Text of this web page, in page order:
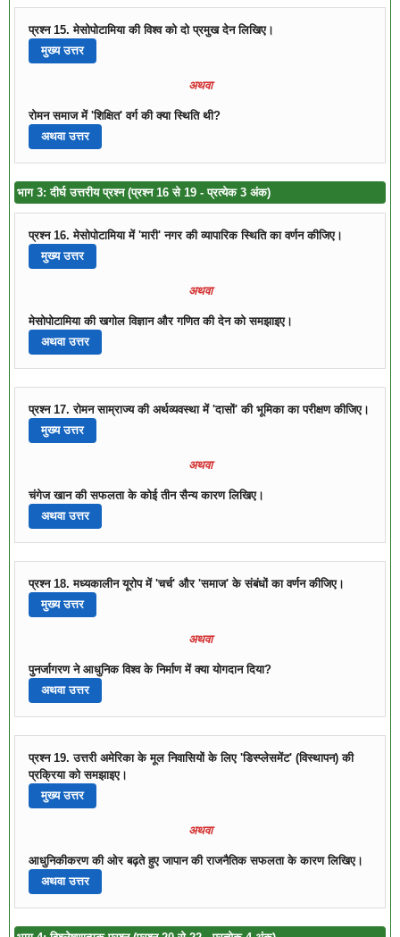
प्रश्न 15. मेसोपोटामिया की विश्व को दो प्रमुख देन लिखिए।
मुख्य उत्तर
अथवा
रोमन समाज में 'शिक्षित' वर्ग की क्या स्थिति थी?
अथवा उत्तर
भाग 3: दीर्घ उत्तरीय प्रश्न (प्रश्न 16 से 19 - प्रत्येक 3 अंक)
प्रश्न 16. मेसोपोटामिया में 'मारी' नगर की व्यापारिक स्थिति का वर्णन कीजिए।
मुख्य उत्तर
अथवा
मेसोपोटामिया की खगोल विज्ञान और गणित की देन को समझाइए।
अथवा उत्तर
प्रश्न 17. रोमन साम्राज्य की अर्थव्यवस्था में 'दासों' की भूमिका का परीक्षण कीजिए।
मुख्य उत्तर
अथवा
चंगेज खान की सफलता के कोई तीन सैन्य कारण लिखिए।
अथवा उत्तर
प्रश्न 18. मध्यकालीन यूरोप में 'चर्च' और 'समाज' के संबंधों का वर्णन कीजिए।
मुख्य उत्तर
अथवा
पुनर्जागरण ने आधुनिक विश्व के निर्माण में क्या योगदान दिया?
अथवा उत्तर
प्रश्न 19. उत्तरी अमेरिका के मूल निवासियों के लिए 'डिस्प्लेसमेंट' (विस्थापन) की
प्रक्रिया को समझाइए।
मुख्य उत्तर
अथवा
आधुनिकीकरण की ओर बढ़ते हुए जापान की राजनैतिक सफलता के कारण लिखिए।
अथवा उत्तर